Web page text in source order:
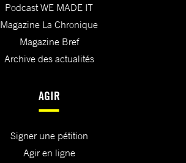
Podcast WE MADE IT
Magazine La Chronique
Magazine Bref
Archive des actualités
AGIR
Signer une pétition
Agir en ligne